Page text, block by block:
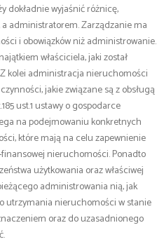
dokładnie wyjaśnić różnicę,
administratorem. Zarządzanie ma
i obowiązków niż administrowanie.
właściciela, jaki został
kolei administracja nieruchomości
jakie związane są z obsługą
ust.1 ustawy o gospodarce
na podejmowaniu konkretnych
które mają na celu zapewnienie
nieruchomości. Ponadto
użytkowania oraz właściwej
administrowania nią, jak
utrzymania nieruchomości w stanie
oraz do uzasadnionego